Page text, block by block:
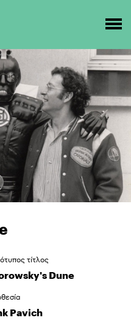
τίτλος
Dune
Pavich